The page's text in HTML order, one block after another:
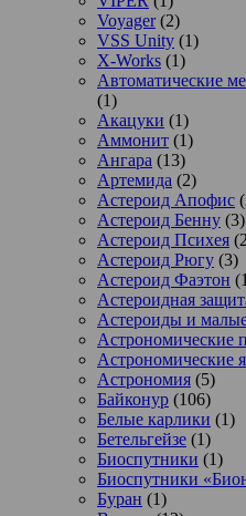
Voyager(2)
VSS Unity (1)
X-Works (1)
Автоматические
(1)
Акацуки (1)
Аммонит (1)
Ангара (13)
Артемида (2)
Астероид Апофис
Астероид Бенну (3)
Астероид Психея
Астероид Рюгу (3)
Астероид Фаэтон
Астероидная
Астероиды и
Астрономические
Астрономические
Астрономия (5)
Байконур (106)
Белые карлики (1)
Бетельгейзе (1)
Биоспутники (1)
Биоспутники
Буран (1)